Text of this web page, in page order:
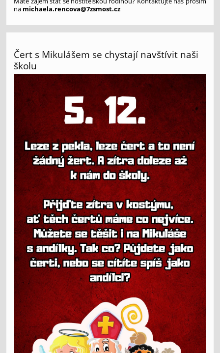
na michaela.rencova@7zsmost.cz
Čert s Mikulášem se chystají navštívit naši
školu